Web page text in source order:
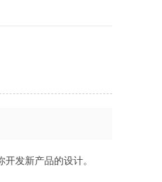
发新产品的设计。